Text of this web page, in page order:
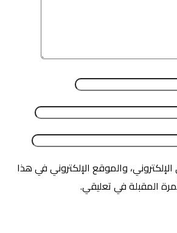
والموقع الإلكتروني في هذا
المقبلة في تعليقي.